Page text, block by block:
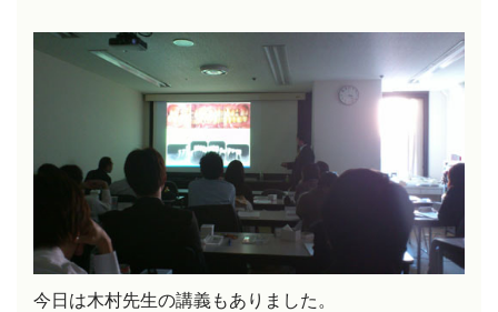
今日は木村先生の講義もありました。